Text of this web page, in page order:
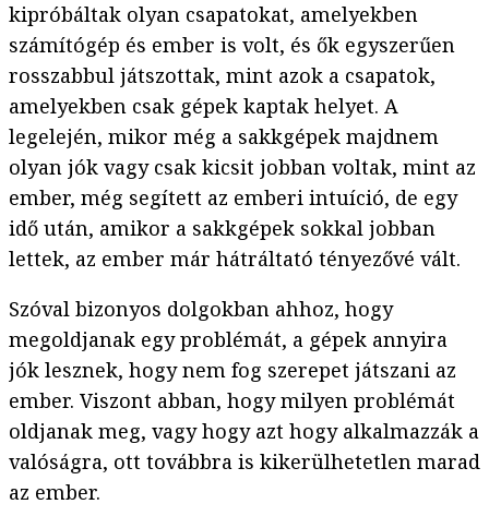
kipróbáltak olyan csapatokat, amelyekben
számítógép és ember is volt, és ők egyszerűen
rosszabbul játszottak, mint azok a csapatok,
amelyekben csak gépek kaptak helyet. A
legelején, mikor még a sakkgépek majdnem
olyan jók vagy csak kicsit jobban voltak, mint az
ember, még segített az emberi intuíció, de egy
idő után, amikor a sakkgépek sokkal jobban
lettek, az ember már hátráltató tényezővé vált.
Szóval bizonyos dolgokban ahhoz, hogy
megoldjanak egy problémát, a gépek annyira
jók lesznek, hogy nem fog szerepet játszani az
ember. Viszont abban, hogy milyen problémát
oldjanak meg, vagy hogy azt hogy alkalmazzák a
valóságra, ott továbbra is kikerülhetetlen marad
az ember.